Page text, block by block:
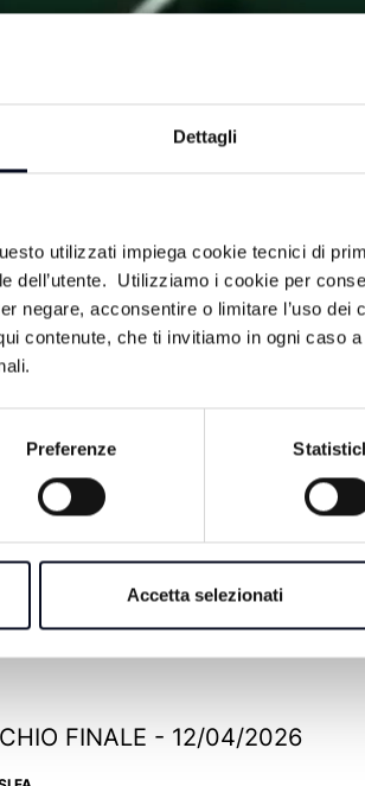
Dettagli
utilizzati impiega cookie tecnici di
dell’utente. Utilizziamo i cookie per
negare, acconsentire o limitare l’uso dei
contenute, che ti invitiamo in ogni caso
Preferenze
Accetta selezionati
una lunga diretta dedicata allo
dei big match dalla
FINALE - 03/05/2026
FA
FINALE - 12/04/2026